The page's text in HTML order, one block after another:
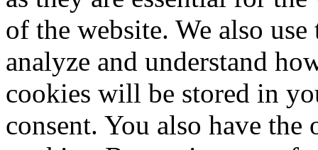
of the website. We also
analyze and understand
cookies will be stored in
consent. You also have